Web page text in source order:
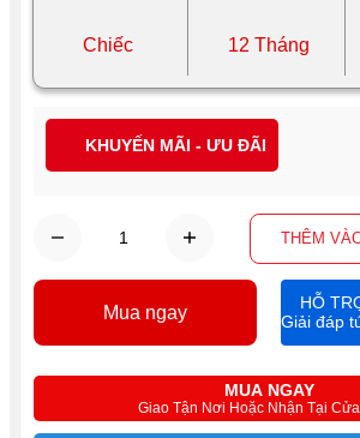
Chiếc 12 Tháng
THÊM
MUA NGAY
Giao Tận Nơi Hoặc Nhận Tại
Mua ngay
HỖ
Giải đáp
KHUYẾN MÃI - ƯU ĐÃI